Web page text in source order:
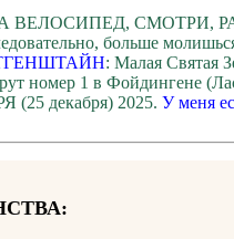
СМОТРИ,
больше
: Малая Святая
номер 1 в Фойдингене
(25 декабря) 2025. У меня